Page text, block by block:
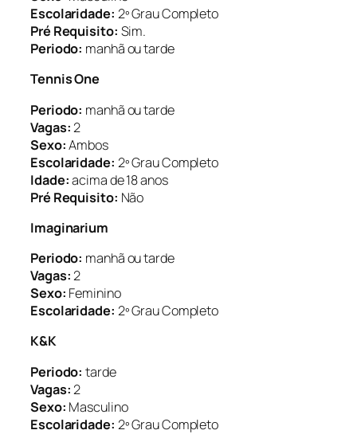
Escolaridade: 2º Grau Completo
Pré Requisito: Sim.
Periodo: manhã ou tarde
Tennis One
Periodo: manhã ou tarde
Vagas:2
Sexo:Ambos
Escolaridade: 2º Grau Completo
Idade:acima de 18 anos
Pré Requisito: Não
Imaginarium
Periodo: manhã ou tarde
Vagas:2
Sexo: Feminino
Escolaridade: 2º Grau Completo
K&K
Periodo:tarde
Vagas:2
Sexo: Masculino
Escolaridade: 2º Grau Completo